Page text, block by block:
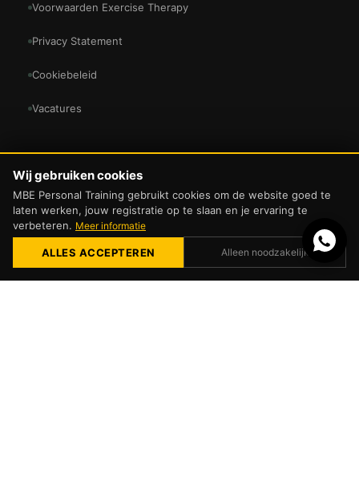
Voorwaarden Exercise Therapy
Privacy Statement
Cookiebeleid
Vacatures
© 2026 MBEpersonaltraining · Alle rechten voorbehouden
Mede mogelijk gemaakt door
Sterk036
START DE GRATIS ANALYSE
Wij gebruiken cookies
MBE Personal Training gebruikt cookies om de website goed te
laten werken, jouw registratie op te slaan en je ervaring te
verbeteren. Meer informatie
ALLES ACCEPTEREN Alleen noodzakelijk